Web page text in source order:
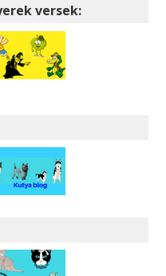
versek: